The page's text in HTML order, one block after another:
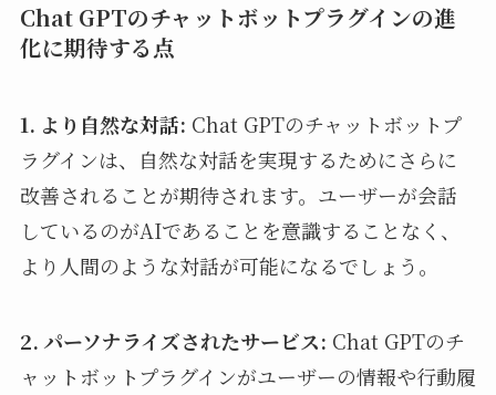
Chat GPTのチャットボットプラグインの進
化に期待する点
1. より自然な対話: Chat GPTのチャットボットプ
ラグインは、自然な対話を実現するためにさらに
改善されることが期待されます。ユーザーが会話
しているのがAIであることを意識することなく、
より人間のような対話が可能になるでしょう。
2. パーソナライズされたサービス: Chat GPTのチ
ャットボットプラグインがユーザーの情報や行動履